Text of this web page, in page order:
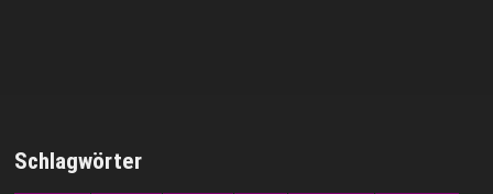
Schlagwörter